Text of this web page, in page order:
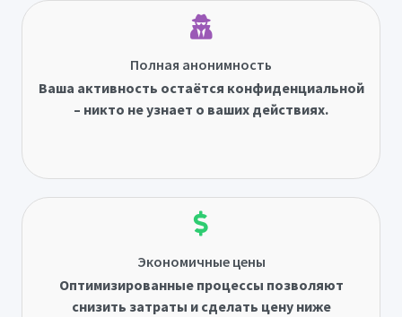
Полная анонимность
Ваша активность остаётся конфиденциальной
– никто не узнает о ваших действиях.
Экономичные цены
Оптимизированные процессы позволяют
снизить затраты и сделать цену ниже